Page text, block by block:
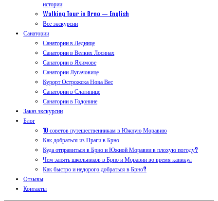
истории
Walking Tour in Brno — English
Все экскурсии
Санатории
Санатории в Леднице
Санатории в Велких Лосинах
Санатории в Яхимове
Санатории Лугачовице
Курорт Острожска Нова Вес
Санатории в Слатинице
Санатории в Годонине
Заказ экскурсии
Блог
10 советов путешественникам в Южную Моравию
Как добраться из Праги в Брно
Куда отправиться в Брно и Южной Моравии в плохую погоду?
Чем занять школьников в Брно и Моравии во время каникул
Как быстро и недорого добраться в Брно?
Отзывы
Контакты